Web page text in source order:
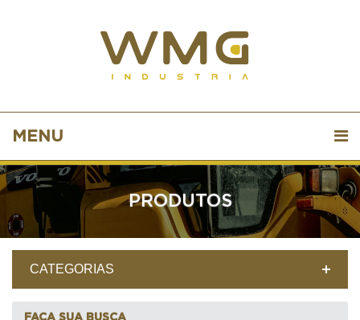
MENU
PRODUTOS
CATEGORIAS
FAÇA SUA BUSCA